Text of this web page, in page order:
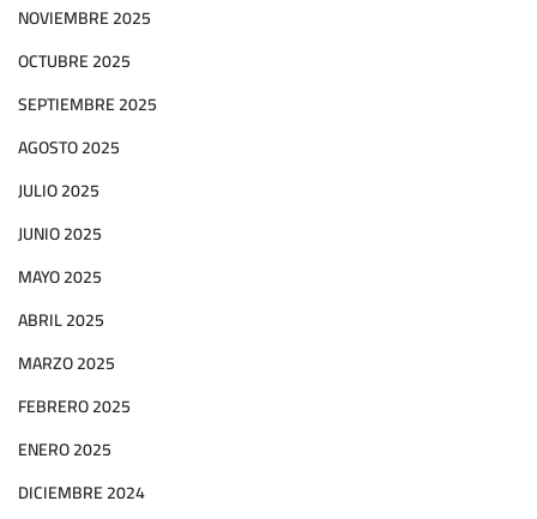
NOVIEMBRE 2025
OCTUBRE 2025
SEPTIEMBRE 2025
AGOSTO 2025
JULIO 2025
JUNIO 2025
MAYO 2025
ABRIL 2025
MARZO 2025
FEBRERO 2025
ENERO 2025
DICIEMBRE 2024